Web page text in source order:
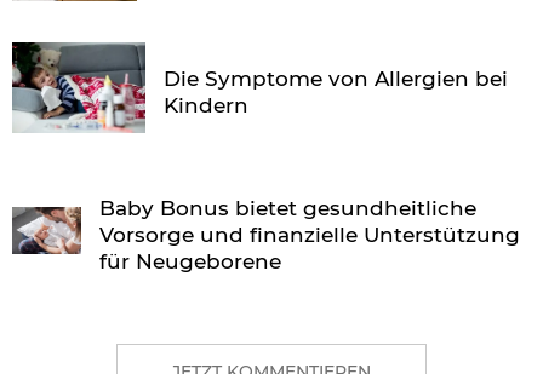
Die Symptome von Allergien bei
Kindern
Baby Bonus bietet gesundheitliche
Vorsorge und finanzielle Unterstützung
für Neugeborene